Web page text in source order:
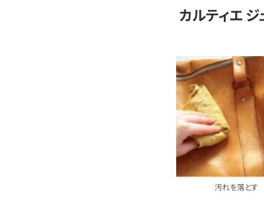
カルティエ
汚れを落とす